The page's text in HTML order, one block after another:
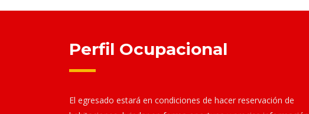
Perfil Ocupacional
El egresado estará en condiciones de hacer reservación de